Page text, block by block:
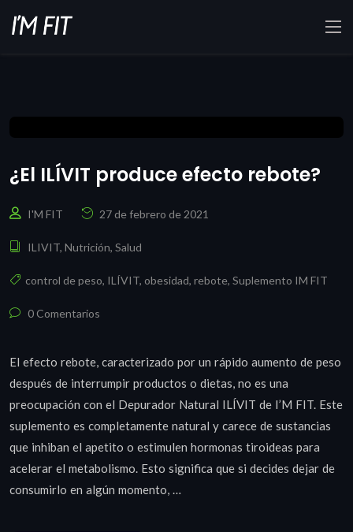
¿El ILÍVIT produce efecto rebote?
I'M FIT 27 de febrero de 2021
ILIVIT, Nutrición, Salud
control de peso, ILÍVIT, obesidad, rebote, Suplemento IM FIT
0 Comentarios
El efecto rebote, caracterizado por un rápido aumento de peso
después de interrumpir productos o dietas, no es una
preocupación con el Depurador Natural ILÍVIT de I’M FIT. Este
suplemento es completamente natural y carece de sustancias
que inhiban el apetito o estimulen hormonas tiroideas para
acelerar el metabolismo. Esto significa que si decides dejar de
consumirlo en algún momento, …